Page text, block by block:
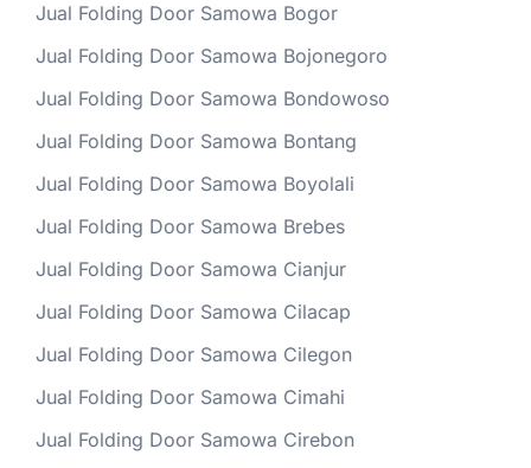
Jual Folding Door Samowa Bogor
Jual Folding Door Samowa Bojonegoro
Jual Folding Door Samowa Bondowoso
Jual Folding Door Samowa Bontang
Jual Folding Door Samowa Boyolali
Jual Folding Door Samowa Brebes
Jual Folding Door Samowa Cianjur
Jual Folding Door Samowa Cilacap
Jual Folding Door Samowa Cilegon
Jual Folding Door Samowa Cimahi
Jual Folding Door Samowa Cirebon